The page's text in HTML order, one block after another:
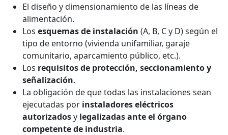
El diseño y dimensionamiento de las líneas de
alimentación.
Los esquemas de instalación (A, B, C y D) según el
tipo de entorno (vivienda unifamiliar, garaje
comunitario, aparcamiento público, etc.).
Los requisitos de protección, seccionamiento y
señalización.
La obligación de que todas las instalaciones sean
ejecutadas por instaladores eléctricos
autorizadosy legalizadas ante el órgano
competente de industria.